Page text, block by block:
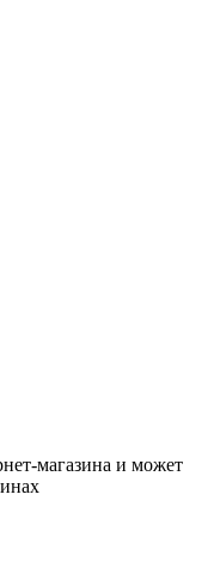
магазина и может